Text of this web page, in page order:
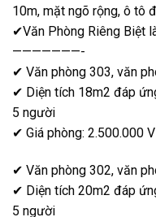
10m, mặt ngõ rộng, ô tô
✔Văn Phòng Riêng Biệt
———————-
✔ Văn phòng 303, văn
✔ Diện tích 18m2 đáp
5 người
✔ Giá phòng: 2.500.000
✔ Văn phòng 302, văn
✔ Diện tích 20m2 đáp
5 người